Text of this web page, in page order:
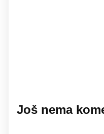
Još nema